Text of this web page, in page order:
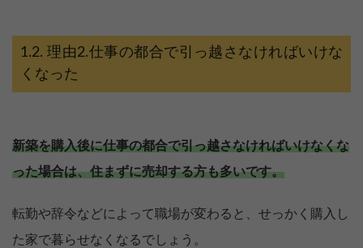
理由2.仕事の都合で引っ越さなければいけな
くなった
新築を購入後に仕事の都合で引っ越さなければいけなくな
った場合は、住まずに売却する方も多いです。
転勤や辞令などによって職場が変わると、せっかく購入し
た家で暮らせなくなるでしょう。